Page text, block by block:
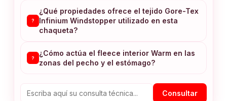
?
¿Qué propiedades ofrece el tejido Gore-Tex
Infinium Windstopper utilizado en esta
chaqueta?
?
¿Cómo actúa el fleece interior Warm en las
zonas del pecho y el estómago?
Consultar